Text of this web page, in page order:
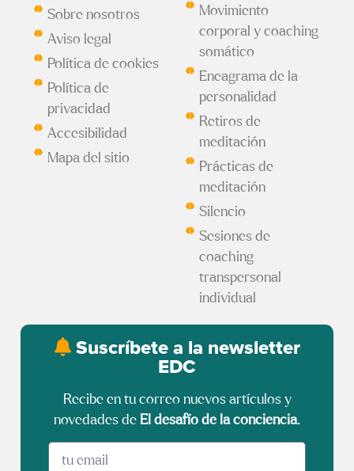
Sobre nosotros
Aviso legal
Política de cookies
Política de
privacidad
Accesibilidad
Mapa del sitio
Movimiento
corporal y coaching
somático
Eneagrama de la
personalidad
Retiros de
meditación
Prácticas de
meditación
Silencio
Sesiones de
coaching
transpersonal
individual
Suscríbete a la newsletter
EDC
Recibe en tu correo nuevos artículos y
novedades de El desafío de la conciencia.